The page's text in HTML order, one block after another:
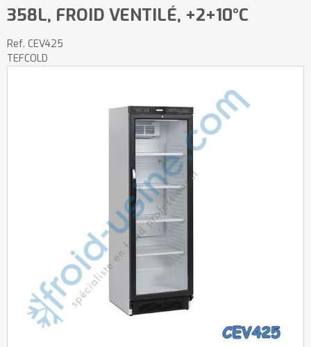
358L, FROID VENTILÉ, +2+10°C
Ref. CEV425
TEFCOLD